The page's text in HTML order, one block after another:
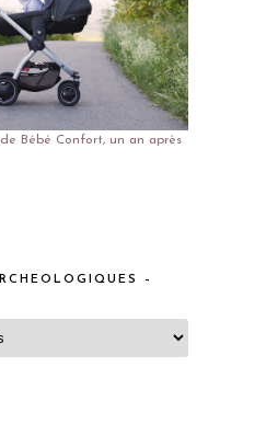
Bébé Confort, un an après
–